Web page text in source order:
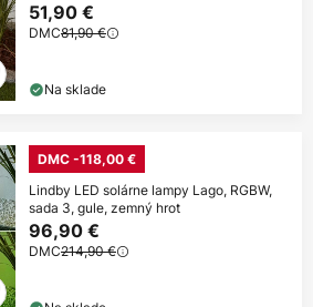
51,90 €
DMC81,90 €
Na sklade
DMC -118,00 €
Lindby LED solárne lampy Lago, RGBW,
sada 3, gule, zemný hrot
96,90 €
DMC214,90 €